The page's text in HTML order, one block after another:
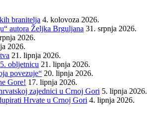
branitelja 4. kolovoza 2026.
autora Željka Brguljana 31. srpnja 2026.
2026.
2026.
21. lipnja 2026.
obljetnicu 21. lipnja 2026.
povezuje“ 20. lipnja 2026.
Gore! 17. lipnja 2026.
zajednici u Crnoj Gori 5. lipnja 2026.
Hrvate u Crnoj Gori 4. lipnja 2026.